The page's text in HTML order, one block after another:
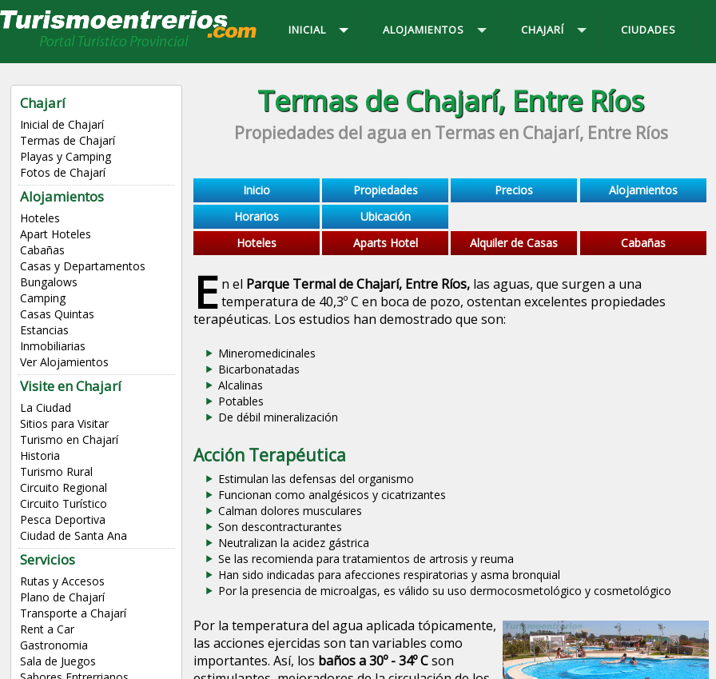
INICIAL ALOJAMIENTOS CHAJARÍ CIUDADES
Chajarí
Inicial de Chajarí
Termas de Chajarí
Playas y Camping
Fotos de Chajarí
Alojamientos
Hoteles
Apart Hoteles
Cabañas
Casas y Departamentos
Bungalows
Camping
Casas Quintas
Estancias
Inmobiliarias
Ver Alojamientos
Visite en Chajarí
La Ciudad
Sitios para Visitar
Turismo en Chajarí
Historia
Turismo Rural
Circuito Regional
Circuito Turístico
Pesca Deportiva
Ciudad de Santa Ana
Servicios
Rutas y Accesos
Plano de Chajarí
Transporte a Chajarí
Rent a Car
Gastronomia
Sala de Juegos
Termas de Chajarí, Entre Ríos
Propiedades del agua en Termas en Chajarí, Entre Ríos
Inicio Propiedades Precios
Alojamientos
Horarios
Ubicación
Hoteles
Aparts Hotel Alquiler de Casas Cabañas
E n el Parque Termal de Chajarí, Entre Ríos,las aguas, que surgen a una
temperatura de 40,3º C en boca de pozo, ostentan excelentes propiedades
terapéuticas. Los estudios han demostrado que son:
Mineromedicinales
Bicarbonatadas
Alcalinas
Potables
De débil mineralización
Acción Terapéutica
Estimulan las defensas del organismo
Funcionan como analgésicos y cicatrizantes
Calman dolores musculares
Son descontracturantes
Neutralizan la acidez gástrica
Se las recomienda para tratamientos de artrosis y reuma
Han sido indicadas para afecciones respiratorias y asma bronquial
Por la presencia de microalgas, es válido su uso dermocosmetológico y cosmetológico
Por la temperatura del agua aplicada tópicamente,
las acciones ejercidas son tan variables como
importantes. Así, los baños a 30º - 34º Cson